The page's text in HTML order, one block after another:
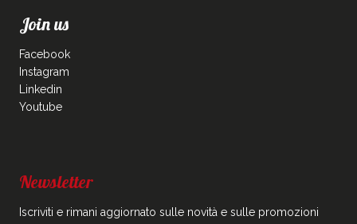
Join us
Facebook
Instagram
Linkedin
Youtube
Newsletter
Iscriviti e rimani aggiornato sulle novità e sulle promozioni